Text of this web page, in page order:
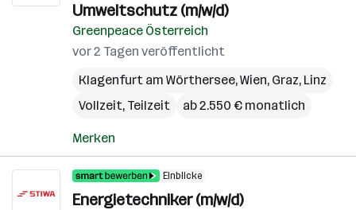
Umweltschutz (m/w/d)
Greenpeace Österreich
vor 2 Tagen veröffentlicht
Klagenfurt am Wörthersee,Wien, Graz, Linz
Vollzeit, Teilzeit
ab 2.550 € monatlich
Merken
Einblicke
Energietechniker (m/w/d)